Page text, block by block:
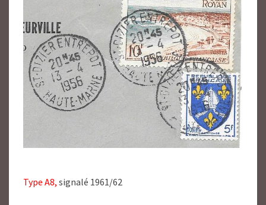
Type A8, signalé 1961/62